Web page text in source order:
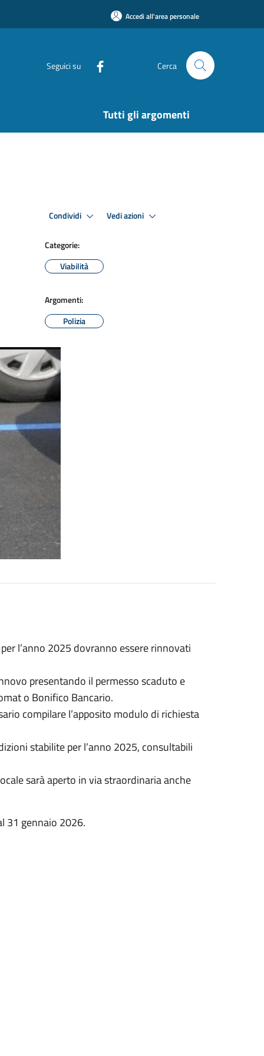
Accedi all'area personale
Seguici su Cerca
Tutti gli argomenti
Condividi Vedi azioni
Categorie:
Viabilità
Argomenti:
Polizia
l’anno 2025 dovranno essere rinnovati
presentando il permesso scaduto e
o Bonifico Bancario.
compilare l’apposito modulo di richiesta
stabilite per l’anno 2025, consultabili
sarà aperto in via straordinaria anche
31 gennaio 2026.